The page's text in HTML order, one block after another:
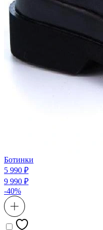
Ботинки
5 990 ₽
9 990 ₽
-40%